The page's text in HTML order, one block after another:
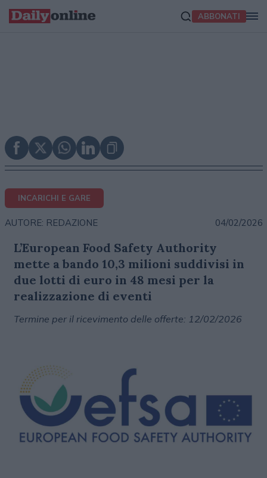
ABBONATI
INCARICHI E GARE
AUTORE: REDAZIONE 04/02/2026
L’European Food Safety Authority
mette a bando 10,3 milioni suddivisi in
due lotti di euro in 48 mesi per la
realizzazione di eventi
Termine per il ricevimento delle offerte: 12/02/2026